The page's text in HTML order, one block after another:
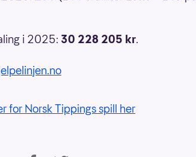
i 2025: 30 228 205 kr.
for Norsk Tippings spill her